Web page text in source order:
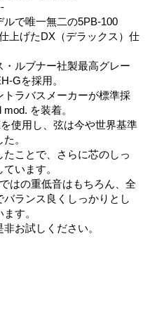
で唯一無二の5PB-100
上げたDX（デラックス）仕
ルブナー社製最高グレー
Gを採用。
ラバスメーカーが標準採
を装着。
使用し、弦は今や世界基準
。
ことで、さらに芯のしっ
います。
はの重低音はもちろん、全
ランス良くしっかりとし
す。
お試しください。